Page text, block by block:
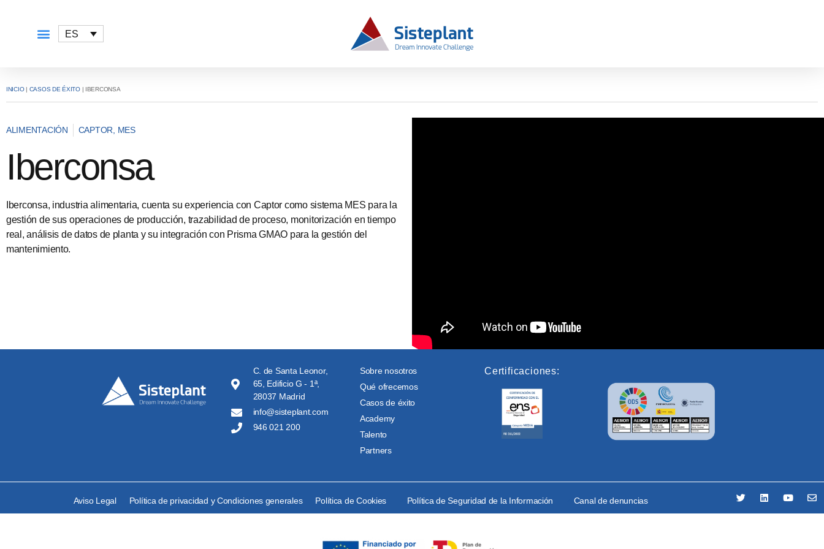
ES
INICIO| CASOS DE ÉXITO| IBERCONSA
ALIMENTACIÓN CAPTOR MES
Iberconsa
Iberconsa, industria alimentaria, cuenta su experiencia con Captor como sistema MES para la
gestión de sus operaciones de producción, trazabilidad de proceso, monitorización en tiempo
real, análisis de datos de planta y su integración con Prisma GMAO para la gestión del
mantenimiento.
C. de Santa Leonor,
65, Edificio G - 1ª,
28037 Madrid
info@sisteplant.com
946 021 200
Sobre nosotros
Qué ofrecemos
Casos de éxito
Academy
Talento
Partners
Certificaciones:
Aviso Legal Política de privacidad y Condiciones generales Política de Cookies Política de Seguridad de la Información Canal de denuncias